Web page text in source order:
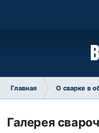
Главная О сварке в
Галерея